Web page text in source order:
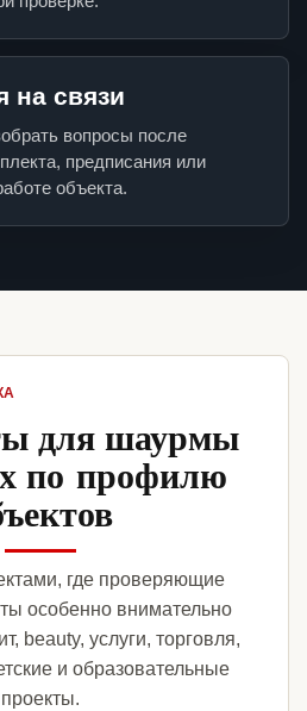
на связи
вопросы после
предписания или
объекта.
для шаурмы
по профилю
где проверяющие
особенно внимательно
beauty, услуги, торговля,
и образовательные
проекты.